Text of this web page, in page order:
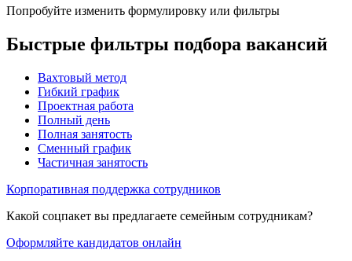
Попробуйте изменить формулировку или фильтры
Быстрые фильтры подбора вакансий
Вахтовый метод
Гибкий график
Проектная работа
Полный день
Полная занятость
Сменный график
Частичная занятость
Корпоративная поддержка сотрудников
Какой соцпакет вы предлагаете семейным сотрудникам?
Оформляйте кандидатов онлайн